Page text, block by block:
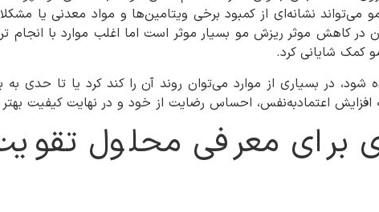
می‌تواند نشانه‌ای از کمبود برخی ویتامین‌ها و مواد معدنی یا
در کاهش موثر ریزش مو بسیار موثر است اما اغلب موارد با
کمک شایانی کرد.
در بسیاری از موارد می‌توان روند آن را کند کرد یا تا حدی به
افزایش اعتمادبه‌نفس، احساس رضایت از خود و در نهایت کیفیت
دقیقه‌ای برای معرفی محلول